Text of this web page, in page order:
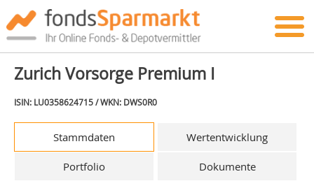
Zurich Vorsorge Premium I
ISIN: LU0358624715 / WKN: DWS0R0
Stammdaten Wertentwicklung
Portfolio Dokumente